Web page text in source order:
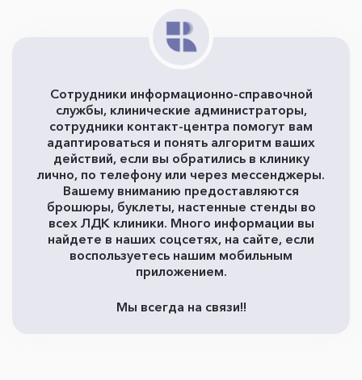
Сотрудники информационно-справочной
службы, клинические администраторы,
сотрудники контакт-центра помогут вам
адаптироваться и понять алгоритм ваших
действий, если вы обратились в клинику
лично, по телефону или через мессенджеры.
Вашему вниманию предоставляются
брошюры, буклеты, настенные стенды во
всех ЛДК клиники. Много информации вы
найдете в наших соцсетях, на сайте, если
воспользуетесь нашим мобильным
приложением.
Мы всегда на связи!!